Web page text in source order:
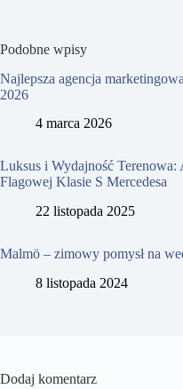
Podobne wpisy
Najlepsza agencja
2026
4 marca 2026
Luksus i Wydajność
Flagowej Klasie S Mercedesa
22 listopada 2025
Malmö – zimowy pomysł na
8 listopada 2024
Dodaj komentarz